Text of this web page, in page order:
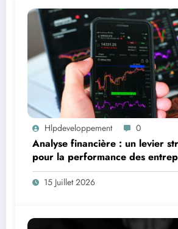
Hlpdeveloppement 0
Analyse financière : un levier
pour la performance des
15 Juillet 2026